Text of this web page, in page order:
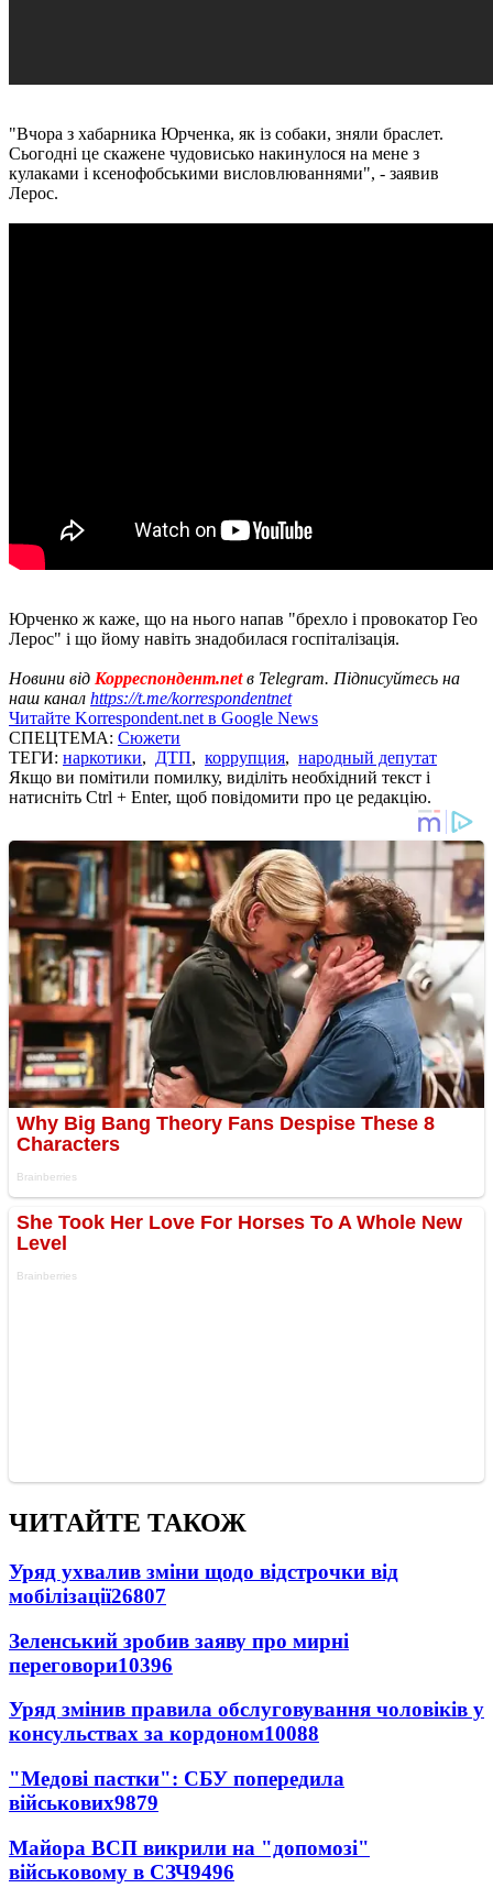
"Вчора з хабарника Юрченка, як із собаки, зняли браслет.
Сьогодні це скажене чудовисько накинулося на мене з
кулаками і ксенофобськими висловлюваннями", - заявив
Лерос.
Юрченко ж каже, що на нього напав "брехло і провокатор Гео
Лерос" і що йому навіть знадобилася госпіталізація.
Новини від Корреспондент.netв Telegram. Підписуйтесь на
наш канал https://t.me/korrespondentnet
Читайте Korrespondent.net в Google News
СПЕЦТЕМА: Сюжети
ТЕГИ: наркотики, ДТП, коррупция, народный депутат
Якщо ви помітили помилку, виділіть необхідний текст і
натисніть Ctrl + Enter, щоб повідомити про це редакцію.
ЧИТАЙТЕ ТАКОЖ
Уряд ухвалив зміни щодо відстрочки від
мобілізації26807
Зеленський зробив заяву про мирні
переговори10396
Уряд змінив правила обслуговування чоловіків у
консульствах за кордоном10088
"Медові пастки": СБУ попередила
військових9879
Майора ВСП викрили на "допомозі"
військовому в СЗЧ9496